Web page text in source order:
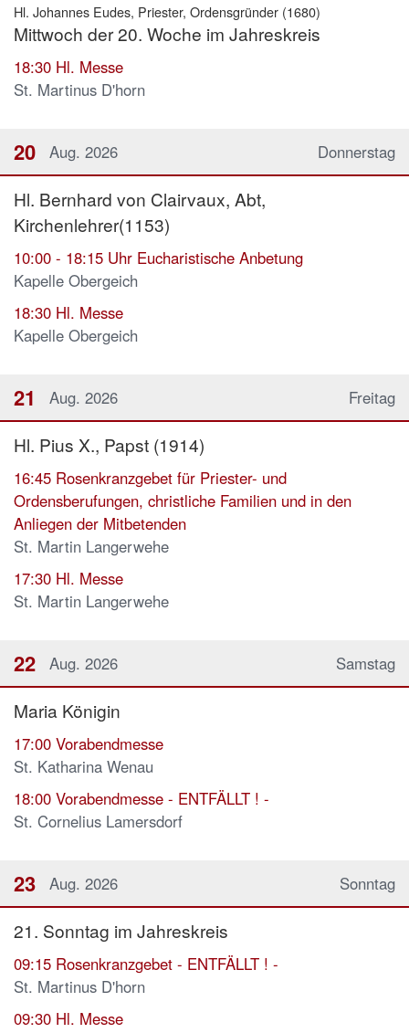
Hl. Johannes Eudes, Priester, Ordensgründer (1680)
Mittwoch der 20. Woche im Jahreskreis
18:30 Hl. Messe
St. Martinus D'horn
Donnerstag
20 Aug. 2026
Hl. Bernhard von Clairvaux, Abt,
Kirchenlehrer(1153)
10:00 - 18:15 Uhr Eucharistische Anbetung
Kapelle Obergeich
18:30 Hl. Messe
Kapelle Obergeich
Freitag
21 Aug. 2026
Hl. Pius X., Papst (1914)
16:45 Rosenkranzgebet für Priester- und
Ordensberufungen, christliche Familien und in den
Anliegen der Mitbetenden
St. Martin Langerwehe
17:30 Hl. Messe
St. Martin Langerwehe
Samstag
22 Aug. 2026
Maria Königin
17:00 Vorabendmesse
St. Katharina Wenau
18:00 Vorabendmesse - ENTFÄLLT ! -
St. Cornelius Lamersdorf
Sonntag
23 Aug. 2026
21. Sonntag im Jahreskreis
09:15 Rosenkranzgebet - ENTFÄLLT ! -
St. Martinus D'horn
09:30 Hl. Messe